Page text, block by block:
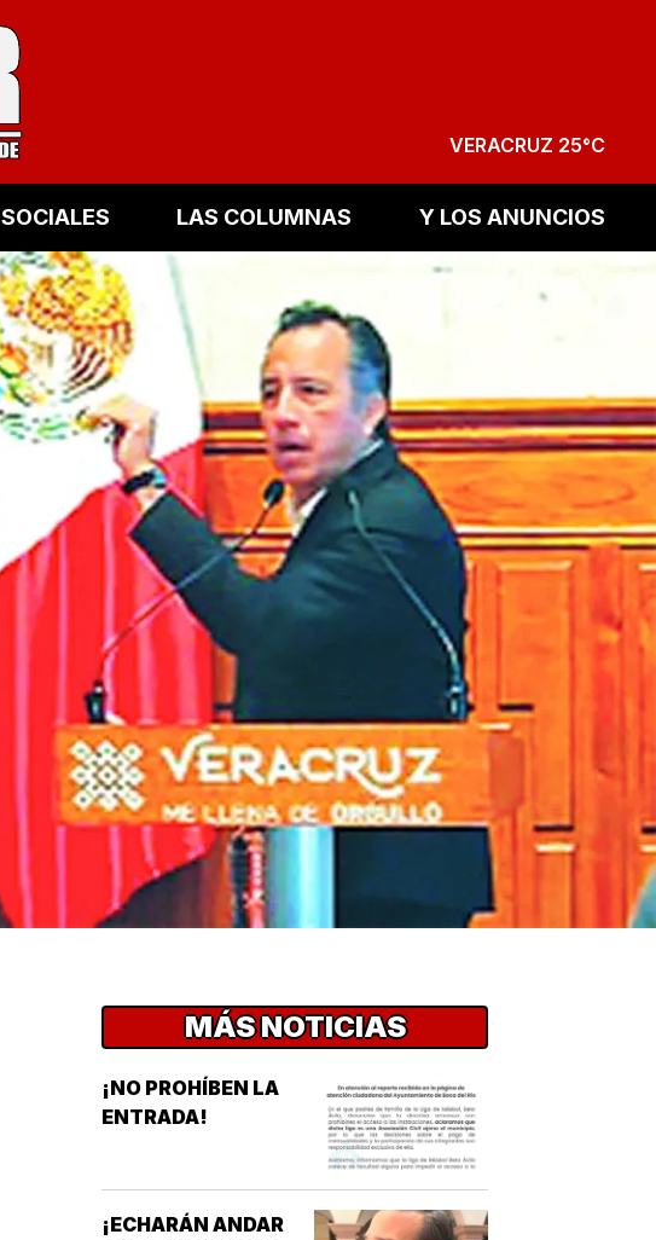
VERACRUZ 25°C
SOCIALES LAS COLUMNAS Y LOS ANUNCIOS
MÁS NOTICIAS
¡NO PROHÍBEN LA
ENTRADA!
¡ECHARÁN ANDAR